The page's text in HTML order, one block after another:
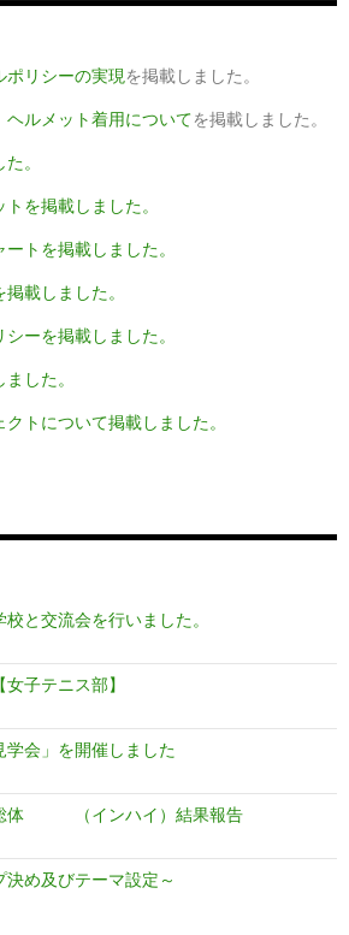
ポリシーの実現を掲載しました。
ヘルメット着用についてを掲載しました。
。
を掲載しました。
トを掲載しました。
載しました。
ーを掲載しました。
した。
トについて掲載しました。
と交流会を行いました。
子テニス部】
学会」を開催しました
体 （インハイ）結果報告
決め及びテーマ設定～